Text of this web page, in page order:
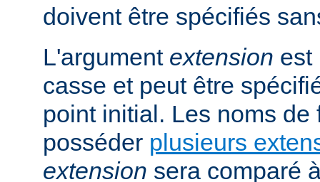
doivent être spécifiés
L'argument extension est
casse et peut être
point initial. Les noms de
posséder plusieurs
extension sera comparé